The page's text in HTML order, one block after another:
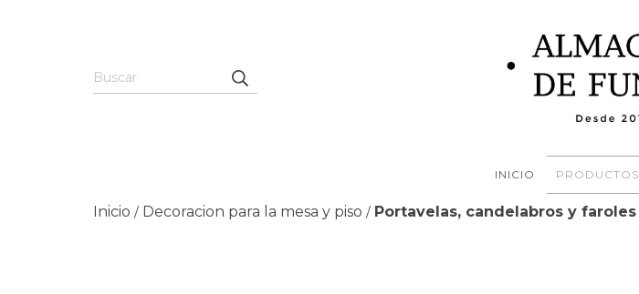
INICIO PRODUCTOS
Inicio / Decoracion para la mesa y piso / Portavelas, candelabros y faroles